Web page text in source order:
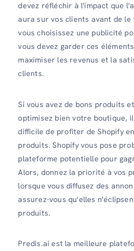
devez réfléchir à l'impact que
aura sur vos clients avant de le
vous choisissez une publicité
vous devez garder ces
maximiser les revenus et la
clients.
Si vous avez de bons produits
optimisez bien votre boutique,
difficile de profiter de Shopify
produits. Shopify vous pose
plateforme potentielle pour
Alors, donnez la priorité à vos
lorsque vous diffusez des
assurez-vous qu'elles
produits.
Predis.ai est la meilleure